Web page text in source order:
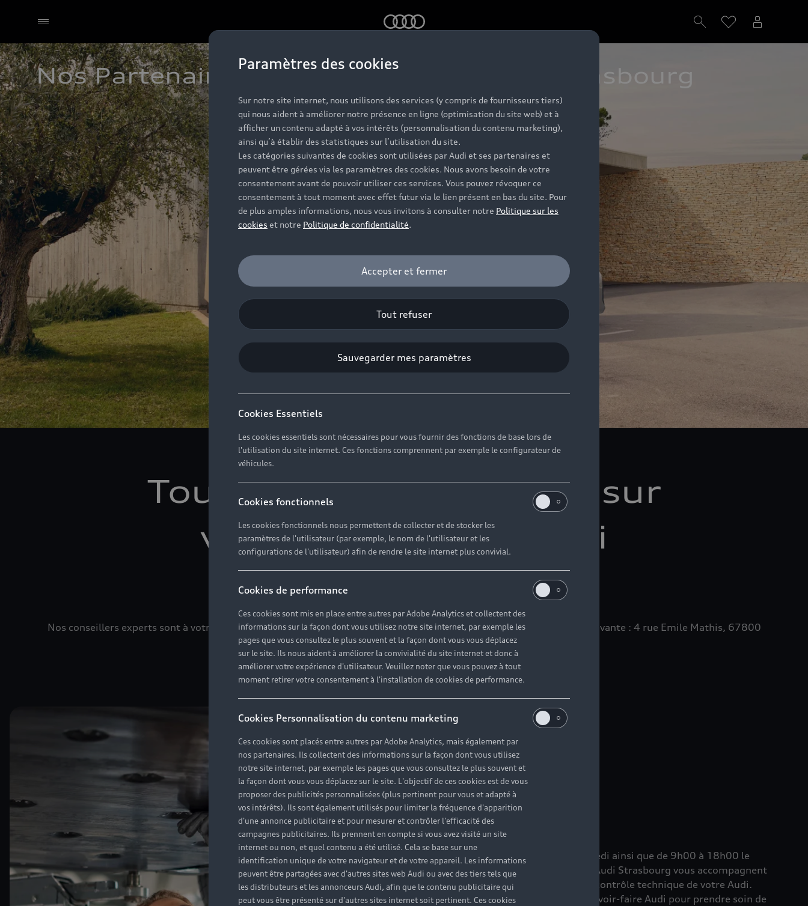
Sélectionner un Partenaire
Nos Partenaires Audi, la concession de Strasbourg
Toutes les informations sur
votre concession Audi
Strasbourg
Nos conseillers experts sont à votre disposition et peuvent vous offrir leurs services du lundi au samedi à l’adresse suivante : 4 rue Emile Mathis, 67800
Hoenheim.
De 8h00 à 19h00 du lundi au vendredi ainsi que de 9h00 à 18h00 le
samedi, nos équipes en concession Audi Strasbourg vous accompagnent
dans l’entretien, la réparation ou le contrôle technique de votre Audi.
Profitez de toute l’expertise et du savoir-faire Audi pour prendre soin de
Paramètres des cookies
Sur notre site internet, nous utilisons des services (y compris de fournisseurs tiers)
qui nous aident à améliorer notre présence en ligne (optimisation du site web) et à
afficher un contenu adapté à vos intérêts (personnalisation du contenu marketing),
ainsi qu’à établir des statistiques sur l’utilisation du site.
Les catégories suivantes de cookies sont utilisées par Audi et ses partenaires et
peuvent être gérées via les paramètres des cookies. Nous avons besoin de votre
consentement avant de pouvoir utiliser ces services. Vous pouvez révoquer ce
consentement à tout moment avec effet futur via le lien présent en bas du site. Pour
de plus amples informations, nous vous invitons à consulter notre Politique sur les
cookies et notre Politique de confidentialité.
Accepter et fermer
Tout refuser
Sauvegarder mes paramètres
Cookies Essentiels
Les cookies essentiels sont nécessaires pour vous fournir des fonctions de base lors de
l'utilisation du site internet. Ces fonctions comprennent par exemple le configurateur de
véhicules.
Cookies fonctionnels
Les cookies fonctionnels nous permettent de collecter et de stocker les
paramètres de l'utilisateur (par exemple, le nom de l'utilisateur et les
configurations de l'utilisateur) afin de rendre le site internet plus convivial.
Cookies de performance
Ces cookies sont mis en place entre autres par Adobe Analytics et collectent des
informations sur la façon dont vous utilisez notre site internet, par exemple les
pages que vous consultez le plus souvent et la façon dont vous vous déplacez
sur le site. Ils nous aident à améliorer la convivialité du site internet et donc à
améliorer votre expérience d'utilisateur. Veuillez noter que vous pouvez à tout
moment retirer votre consentement à l'installation de cookies de performance.
Cookies Personnalisation du contenu marketing
Ces cookies sont placés entre autres par Adobe Analytics, mais également par
nos partenaires. Ils collectent des informations sur la façon dont vous utilisez
notre site internet, par exemple les pages que vous consultez le plus souvent et
la façon dont vous vous déplacez sur le site. L'objectif de ces cookies est de vous
proposer des publicités personnalisées (plus pertinent pour vous et adapté à
vos intérêts). Ils sont également utilisés pour limiter la fréquence d'apparition
d'une annonce publicitaire et pour mesurer et contrôler l'efficacité des
campagnes publicitaires. Ils prennent en compte si vous avez visité un site
internet ou non, et quel contenu a été utilisé. Cela se base sur une
identification unique de votre navigateur et de votre appareil. Les informations
peuvent être partagées avec d'autres sites web Audi ou avec des tiers tels que
les distributeurs et les annonceurs Audi, afin que le contenu publicitaire qui
peut vous être présenté sur d'autres sites internet soit pertinent. Ces cookies